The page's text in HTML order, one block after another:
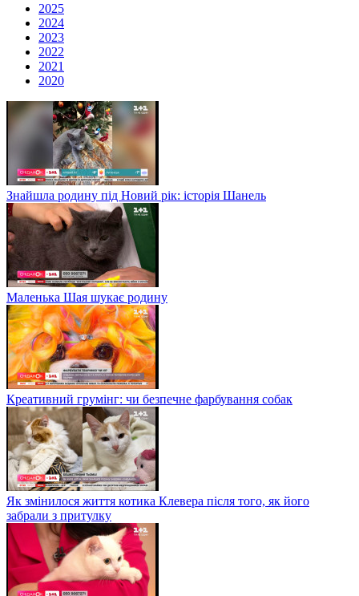
2025
2024
2023
2022
2021
2020
Знайшла родину під Новий рік: історія Шанель
Маленька Шая шукає родину
Креативний грумінг: чи безпечне фарбування собак
Як змінилося життя котика Клевера після того, як його
забрали з притулку